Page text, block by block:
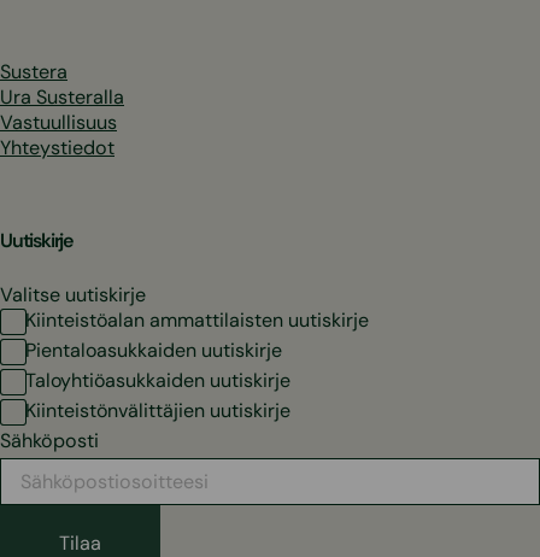
Sustera
Ura Susteralla
Vastuullisuus
Yhteystiedot
Uutiskirje
Valitse uutiskirje
Kiinteistöalan ammattilaisten uutiskirje
Pientaloasukkaiden uutiskirje
Taloyhtiöasukkaiden uutiskirje
Kiinteistönvälittäjien uutiskirje
Sähköposti